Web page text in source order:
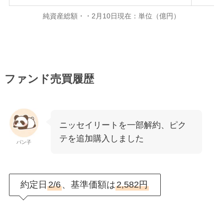
純資産総額・・2月10日現在：単位（億円）
ファンド売買履歴
パン子
ニッセイリートを一部解約、ピク
テを追加購入しました
約定日2/6、基準価額は2,582円